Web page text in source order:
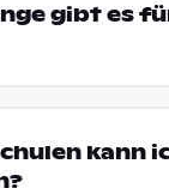
gibt es
kann